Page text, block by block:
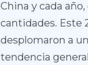
China y cada
cantidades. Este
desplomaron a
tendencia